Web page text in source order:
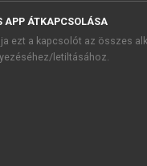
APP ÁTKAPCSOLÁSA
ezt a kapcsolót az összes
letiltásához.